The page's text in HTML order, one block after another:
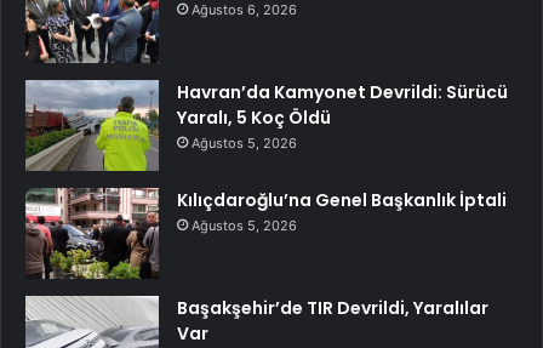
Ağustos 6, 2026
Havran’da Kamyonet Devrildi: Sürücü
Yaralı, 5 Koç Öldü
Ağustos 5, 2026
Kılıçdaroğlu’na Genel Başkanlık İptali
Ağustos 5, 2026
Başakşehir’de TIR Devrildi, Yaralılar
Var